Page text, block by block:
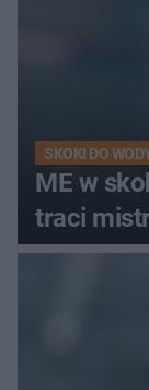
SKOKI DO
ME w
traci